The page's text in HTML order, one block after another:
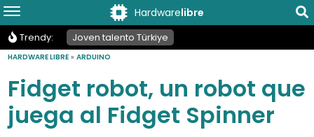
Hardwarelibre
Trendy: Joven talento Türkiye
HARDWARE LIBRE »ARDUINO
Fidget robot, un robot que
juega al Fidget Spinner